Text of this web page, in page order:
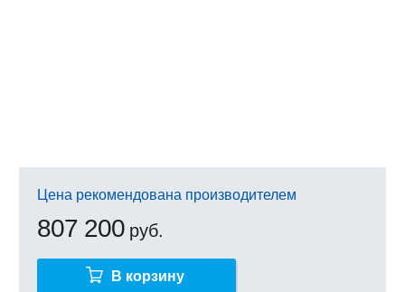
Цена рекомендована производителем
807 200руб.
В корзину